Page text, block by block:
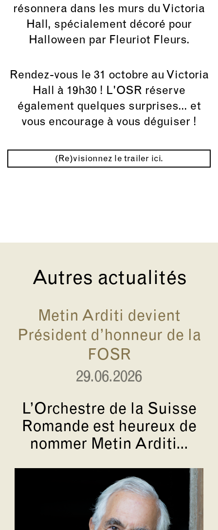
résonnera dans les murs du Victoria
Hall, spécialement décoré pour
Halloween par Fleuriot Fleurs.
Rendez-vous le 31 octobre au Victoria
Hall à 19h30 ! L'OSR réserve
également quelques surprises... et
vous encourage à vous déguiser !
(Re)visionnez le trailer ici.
Autres actualités
Metin Arditi devient
Président d’honneur de la
FOSR
29.06.2026
L’Orchestre de la Suisse
Romande est heureux de
nommer Metin Arditi...